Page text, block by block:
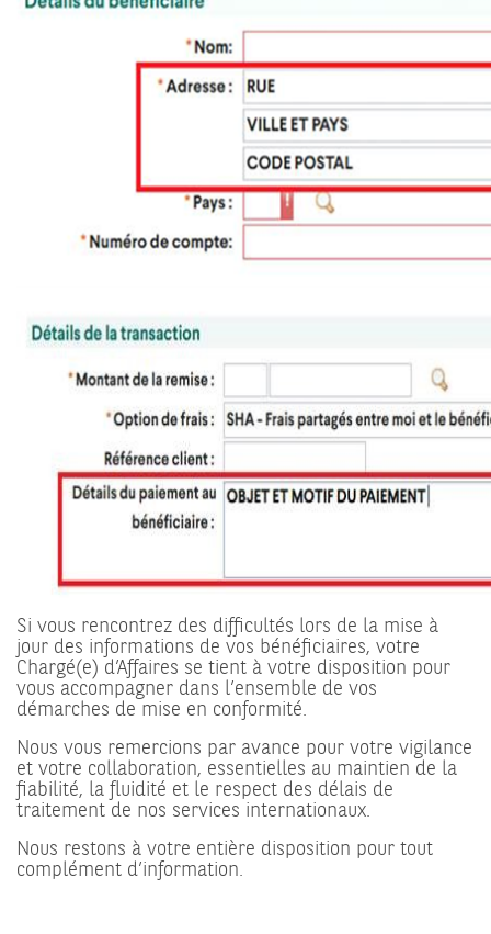
Si vous rencontrez des difficultés lors de la mise à
jour des informations de vos bénéficiaires, votre
Chargé(e) d’Affaires se tient à votre disposition pour
vous accompagner dans l’ensemble de vos
démarches de mise en conformité.
Nous vous remercions par avance pour votre vigilance
et votre collaboration, essentielles au maintien de la
fiabilité, la fluidité et le respect des délais de
traitement de nos services internationaux.
Nous restons à votre entière disposition pour tout
complément d’information.